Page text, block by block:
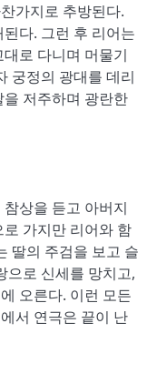
가지로 추방된다.
다. 그런 후 리어는
로 다니며 머물기
궁정의 광대를 데리
저주하며 광란한
상을 듣고 아버지
가지만 리어와 함
딸의 주검을 보고 슬
으로 신세를 망치고,
오른다. 이런 모든
서 연극은 끝이 난